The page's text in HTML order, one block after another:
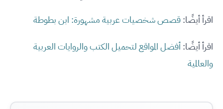
اقرأ أيضًا:قصص شخصيات عربية مشهورة: ابن بطوطة
اقرأ أيضًا:أفضل المواقع لتحميل الكتب والروايات العربية
والعالمية